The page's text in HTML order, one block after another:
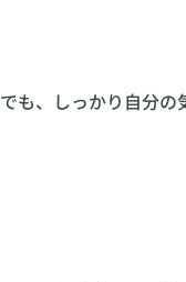
でも、しっかり自分の